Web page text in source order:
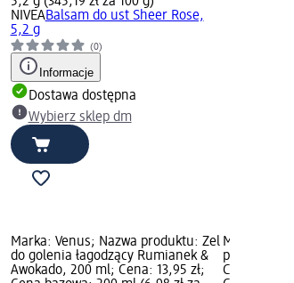
NIVEABalsam do ust Sheer Rose,
5,2 g
(0)
Informacje
Dostawa dostępna
Wybierz sklep dm
Marka: Venus; Nazwa produktu: Żel
do golenia łagodzący Rumianek &
Awokado, 200 ml; Cena: 13,95 zł;
Marka:
produktu:
Cool